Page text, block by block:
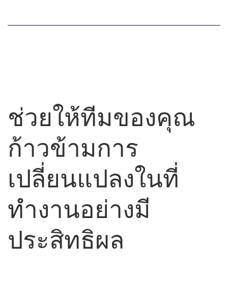
ช่วยให้ทีมของคุณ
ก้าวข้ามการ
เปลี่ยนแปลงในที่
ทำงานอย่างมี
ประสิทธิผล